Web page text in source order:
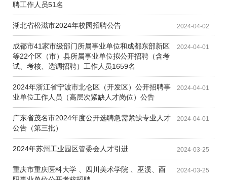
聘工作人员51名
2024-04-02
湖北省松滋市2024年校园招聘公告
2024-04-01
成都市41家市级部门所属事业单位和成都东部新区
等22个区（市）县所属事业单位拟公开招聘（含考
试、考核、选调招聘）工作人员1659名
2024-04-01
2024年浙江省宁波市北仑区（开发区）公开招聘事
业单位工作人员（高层次紧缺人才岗位）公告
2024-04-01
广东省茂名市2024年度公开选聘急需紧缺专业人才
公告（第三批）
2024-03-25
2024年苏州工业园区管委会人才引进
2024-03-25
重庆市重庆医科大学 、四川美术学院 、巫溪、酉